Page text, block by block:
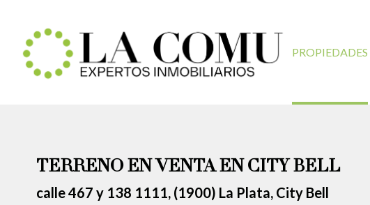
PROPIEDADES
TERRENO EN VENTA EN CITY BELL
calle 467 y 138 1111, (1900) La Plata, City Bell